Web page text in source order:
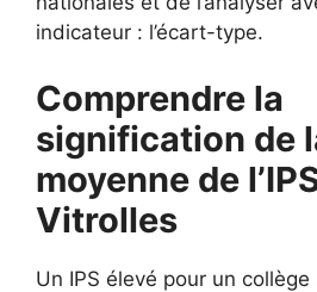
indicateur : l’écart-type.
Comprendre la
signification de
moyenne de
Vitrolles
Un IPS élevé pour un